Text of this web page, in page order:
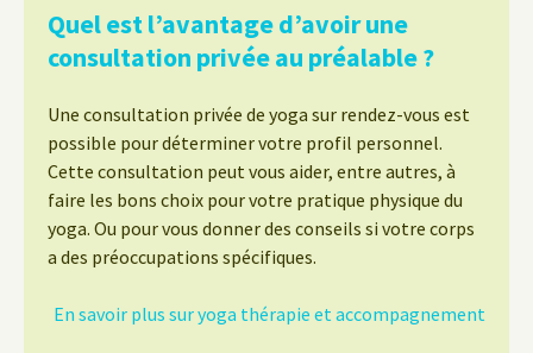
Quel est l’avantage d’avoir une
consultation privée au préalable ?
Une consultation privée de yoga sur rendez-vous est
possible pour déterminer votre profil personnel.
Cette consultation peut vous aider, entre autres, à
faire les bons choix pour votre pratique physique du
yoga. Ou pour vous donner des conseils si votre corps
a des préoccupations spécifiques.
En savoir plus sur yoga thérapie et accompagnement